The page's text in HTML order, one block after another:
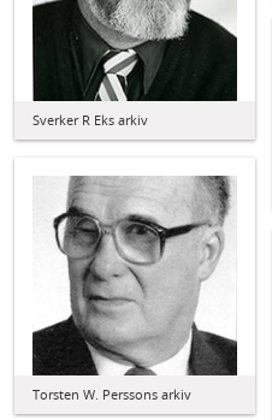
Sverker R Eks arkiv
Torsten W. Perssons arkiv